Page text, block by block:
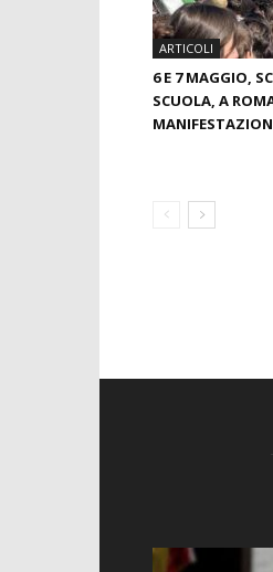
ARTICOLI
6 E 7 MAGGIO,
SCUOLA, A